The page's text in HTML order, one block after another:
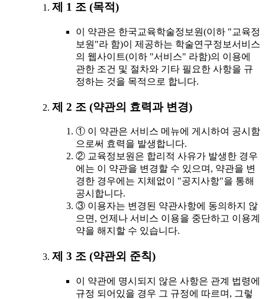
제 1 조 (목적)
이 약관은 한국교육학술정보원(이하 "교육정
보원"라 함)이 제공하는 학술연구정보서비스
의 웹사이트(이하 "서비스" 라함)의 이용에
관한 조건 및 절차와 기타 필요한 사항을 규
정하는 것을 목적으로 합니다.
제 2 조 (약관의 효력과 변경)
① 이 약관은 서비스 메뉴에 게시하여 공시함
으로써 효력을 발생합니다.
② 교육정보원은 합리적 사유가 발생한 경우
에는 이 약관을 변경할 수 있으며, 약관을 변
경한 경우에는 지체없이 "공지사항"을 통해
공시합니다.
③ 이용자는 변경된 약관사항에 동의하지 않
으면, 언제나 서비스 이용을 중단하고 이용계
약을 해지할 수 있습니다.
제 3 조 (약관외 준칙)
이 약관에 명시되지 않은 사항은 관계 법령에
규정 되어있을 경우 그 규정에 따르며, 그렇